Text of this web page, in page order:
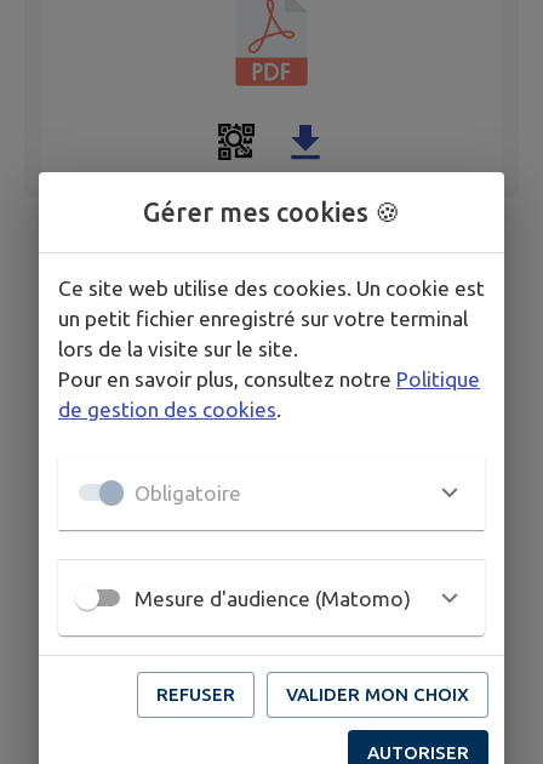
Gérer mes cookies 🍪
Ce site web utilise des cookies. Un cookie est
un petit fichier enregistré sur votre terminal
lors de la visite sur le site.
Pour en savoir plus, consultez notre Politique
de gestion des cookies.
Obligatoire
Mesure d'audience (Matomo)
REFUSER VALIDER MON CHOIX
AUTORISER